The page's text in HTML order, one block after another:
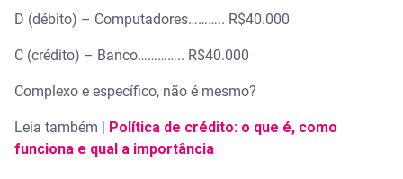
D (débito) – Computadores……….. R$40.000
C (crédito) – Banco………….. R$40.000
Complexo e específico, não é mesmo?
Leia também |
Política de crédito: o que é, como
funciona e qual a importância